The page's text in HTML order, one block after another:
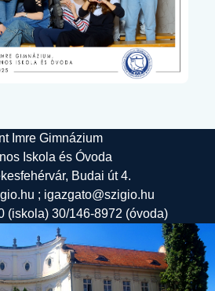
Imre Gimnázium
Iskola és Óvoda
Budai út 4.
; igazgato@szigio.hu
(iskola) 30/146-8972 (óvoda)